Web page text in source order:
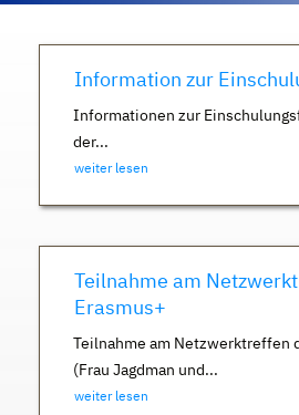
Information zur
Informationen zur
der...
weiter lesen
Teilnahme am
Erasmus+
Teilnahme am Netzwerktreffen
(Frau Jagdman und...
weiter lesen